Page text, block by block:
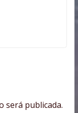
será publicada.